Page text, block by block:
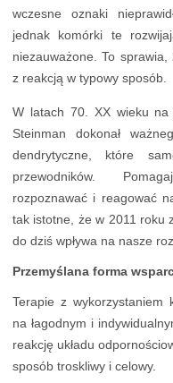
wczesne oznaki
jednak komórki te
niezauważone. To
z reakcją w typowy sposób.
W latach 70. XX wieku na
Steinman dokonał
dendrytyczne, które
przewodników.
rozpoznawać i reagować
tak istotne, że w 2011 roku
do dziś wpływa na nasze
Przemyślana forma
Terapie z wykorzystaniem
na łagodnym i
reakcję układu
sposób troskliwy i celowy.